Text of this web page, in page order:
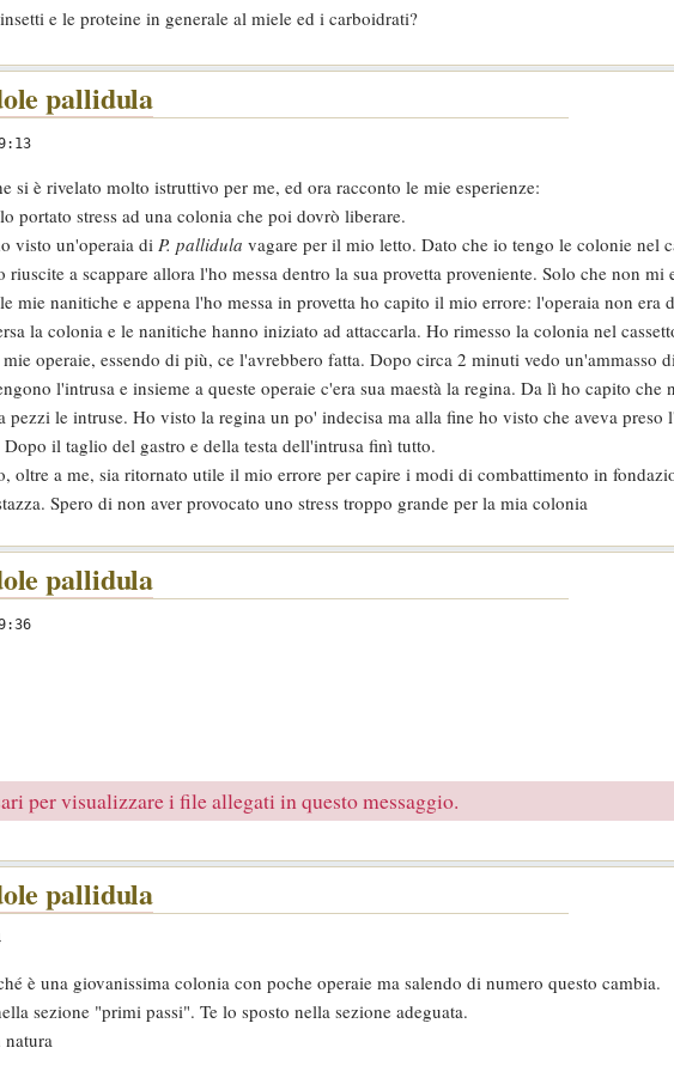
e le proteine in generale al miele ed i carboidrati?
pallidula
si è rivelato molto istruttivo per me, ed ora racconto le mie esperienze:
portato stress ad una colonia che poi dovrò liberare.
visto un'operaia di P. pallidula vagare per il mio letto. Dato che io tengo le colonie nel
riuscite a scappare allora l'ho messa dentro la sua provetta proveniente. Solo che non mi
mie nanitiche e appena l'ho messa in provetta ho capito il mio errore: l'operaia non era
la colonia e le nanitiche hanno iniziato ad attaccarla. Ho rimesso la colonia nel
operaie, essendo di più, ce l'avrebbero fatta. Dopo circa 2 minuti vedo un'ammasso
l'intrusa e insieme a queste operaie c'era sua maestà la regina. Da lì ho capito che
pezzi le intruse. Ho visto la regina un po' indecisa ma alla fine ho visto che aveva preso
il taglio del gastro e della testa dell'intrusa finì tutto.
oltre a me, sia ritornato utile il mio errore per capire i modi di combattimento in
Spero di non aver provocato uno stress troppo grande per la mia colonia
pallidula
per visualizzare i file allegati in questo messaggio.
pallidula
è una giovanissima colonia con poche operaie ma salendo di numero questo cambia.
sezione "primi passi". Te lo sposto nella sezione adeguata.